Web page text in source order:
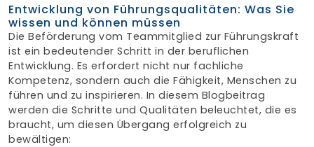
Entwicklung von Führungsqualitäten: Was Sie
wissen und können müssen
Die Beförderung vom Teammitglied zur Führungskraft
ist ein bedeutender Schritt in der beruflichen
Entwicklung. Es erfordert nicht nur fachliche
Kompetenz, sondern auch die Fähigkeit, Menschen zu
führen und zu inspirieren. In diesem Blogbeitrag
werden die Schritte und Qualitäten beleuchtet, die es
braucht, um diesen Übergang erfolgreich zu
bewältigen: